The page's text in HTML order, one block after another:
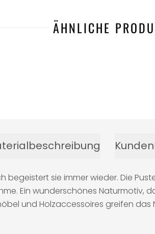
ÄHNLICHE
sie immer wieder. Die
Ein wunderschönes
und Holzaccessoires greifen